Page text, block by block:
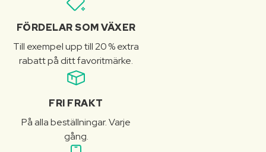
FÖRDELAR SOM VÄXER
Till exempel upp till 20 % extra
rabatt på ditt favoritmärke.
FRI FRAKT
På alla beställningar. Varje
gång.